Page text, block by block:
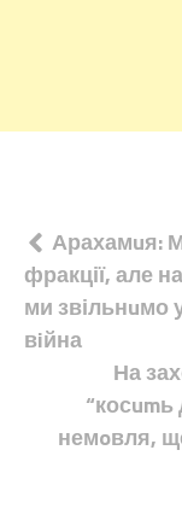
записів
Арахамuя:
фракції, але
ми звільнuмо
вiйна
На
немoвля,